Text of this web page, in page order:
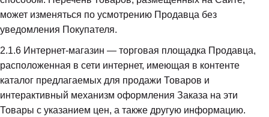
может изменяться по усмотрению Продавца без
уведомления Покупателя.
2.1.6 Интернет-магазин — торговая площадка Продавца,
расположенная в сети интернет, имеющая в контенте
каталог предлагаемых для продажи Товаров и
интерактивный механизм оформления Заказа на эти
Товары с указанием цен, а также другую информацию.